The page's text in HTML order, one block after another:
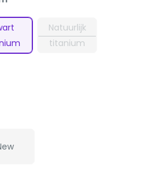
Natuurlijk
titanium